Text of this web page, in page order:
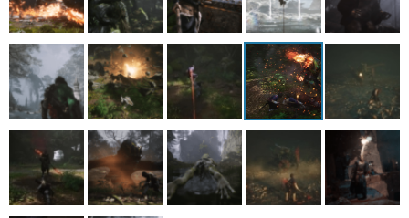
その他
電ファミニコゲーマーとは？
運営：株式会社マレ